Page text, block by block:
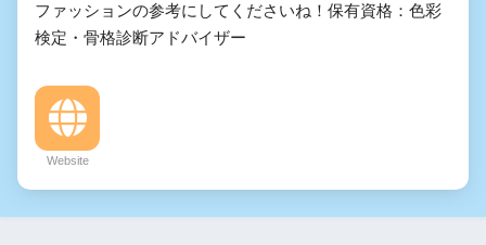
ファッションの参考にしてくださいね！保有資格：色彩
検定・骨格診断アドバイザー
Website